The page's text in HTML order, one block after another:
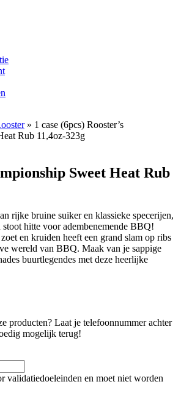
» 1 case (6pcs) Rooster’s
Rub 11,4oz-323g
Sweet Heat Rub
rijke bruine suiker en klassieke specerijen,
stoot hitte voor adembenemende BBQ!
en kruiden heeft een grand slam op ribs
wereld van BBQ. Maak van je sappige
buurtlegendes met deze heerlijke
producten? Laat je telefoonnummer achter
mogelijk terug!
validatiedoeleinden en moet niet worden